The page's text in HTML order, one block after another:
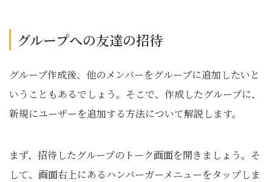
グループへの友達の招待
グループ作成後、他のメンバーをグループに追加したいと
いうこともあるでしょう。そこで、作成したグループに、
新規にユーザーを追加する方法について解説します。
まず、招待したグループのトーク画面を開きましょう。そ
して、画面右上にあるハンバーガーメニューをタップしま